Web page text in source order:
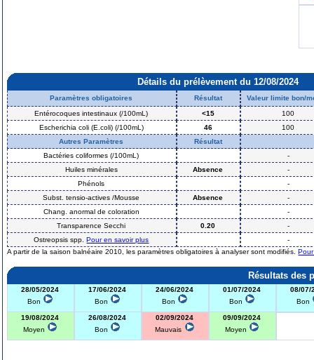
Détails du prélèvement du 12/08/2024
Paramètres obligatoires Résultat
Valeur limite bon/
Entérocoques intestinaux (/100mL)
<15
100
Escherichia coli (E.coli) (/100mL)
46
100
Autres Paramètres
Résultat
Bactéries coliformes (/100mL)
-
Huiles minérales
Absence
-
Phénols
-
Subst. tensio-actives /Mousse
Absence
-
Chang. anormal de coloration
-
Transparence Secchi
0.20
-
Ostreopsis spp.Pour en savoir plus
-
A partir de la saison balnéaire 2010, les paramètres obligatoires à analyser sont modifiés.
Résultats des
28/05/2024
Bon
17/06/2024
Bon
24/06/2024
Bon
01/07/2024
Bon
08/07/
Bon
19/08/2024
Moyen
26/08/2024
Bon
02/09/2024
Mauvais
09/09/2024
Moyen